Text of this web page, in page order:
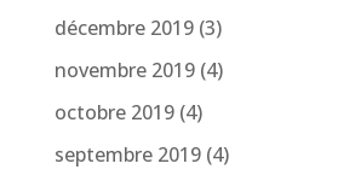
décembre 2019(3)
novembre 2019(4)
octobre 2019(4)
septembre 2019(4)